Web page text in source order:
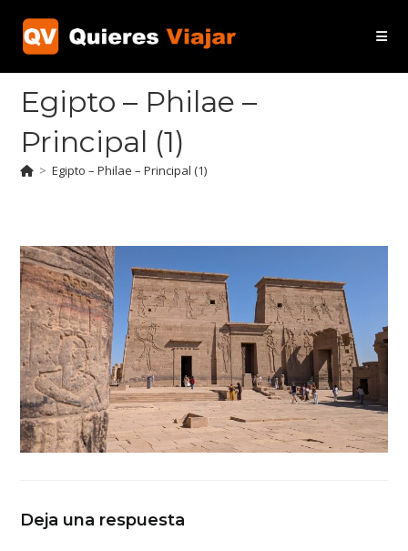
contenido
Egipto – Philae –
Principal (1)
> Egipto – Philae – Principal (1)
Deja una respuesta